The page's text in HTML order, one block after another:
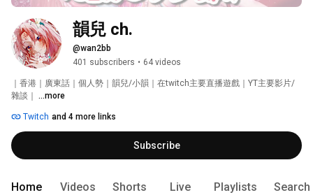
韻兒 ch.
@wan2bb
401 subscribers • 64 videos
｜香港｜廣東話｜個人勢｜韻兒/小韻｜在twitch主要直播遊戲｜YT主要影片/
雜談｜ ...more
Twitch and 4 more links
Subscribe
Home Videos Shorts Live Playlists Search